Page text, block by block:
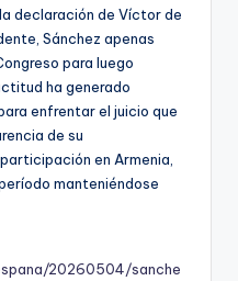
declaración de Víctor de
Sánchez apenas
para luego
ha generado
enfrentar el juicio que
de su
en Armenia,
manteniéndose
20260504/sanche